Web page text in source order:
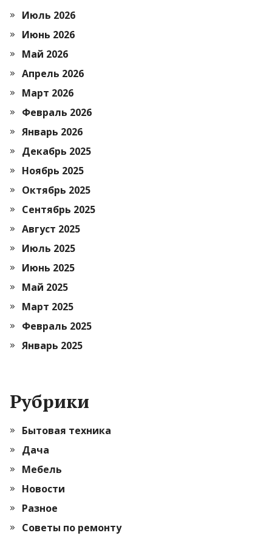
Июль 2026
Июнь 2026
Май 2026
Апрель 2026
Март 2026
Февраль 2026
Январь 2026
Декабрь 2025
Ноябрь 2025
Октябрь 2025
Сентябрь 2025
Август 2025
Июль 2025
Июнь 2025
Май 2025
Март 2025
Февраль 2025
Январь 2025
Рубрики
Бытовая техника
Дача
Мебель
Новости
Разное
Советы по ремонту